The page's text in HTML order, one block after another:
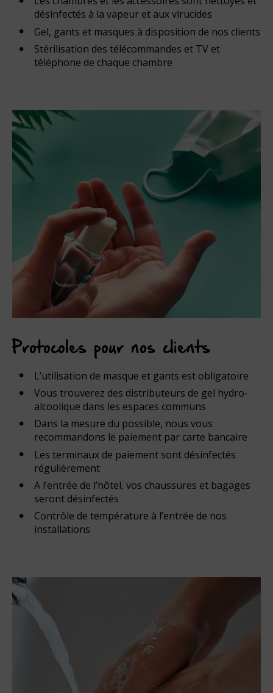
désinfectés à la vapeur et aux virucides
Gel, gants et masques à disposition de nos clients
Stérilisation des télécommandes et TV et
téléphone de chaque chambre
Protocoles pour nos clients
L’utilisation de masque et gants est obligatoire
Vous trouverez des distributeurs de gel hydro-
alcoolique dans les espaces communs
Dans la mesure du possible, nous vous
recommandons le paiement par carte bancaire
Les terminaux de paiement sont désinfectés
régulièrement
A l’entrée de l’hôtel, vos chaussures et bagages
seront désinfectés
Contrôle de température à l’entrée de nos
installations